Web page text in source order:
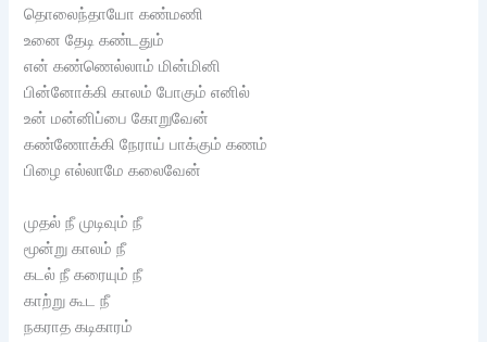
தொலைந்தாயோ கண்மணி
உனை தேடி கண்டதும்
என் கண்ணெல்லாம் மின்மினி
பின்னோக்கி காலம் போகும் எனில்
உன் மன்னிப்பை கோறுவேன்
கண்ணோக்கி நேராய் பாக்கும் கணம்
பிழை எல்லாமே கலைவேன்
முதல் நீ முடிவும் நீ
மூன்று காலம் நீ
கடல் நீ கரையும் நீ
காற்று கூட நீ
நகராத கடிகாரம்